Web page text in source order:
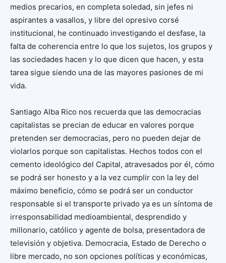
medios precarios, en completa soledad, sin jefes ni
aspirantes a vasallos, y libre del opresivo corsé
institucional, he continuado investigando el desfase, la
falta de coherencia entre lo que los sujetos, los grupos y
las sociedades hacen y lo que dicen que hacen, y esta
tarea sigue siendo una de las mayores pasiones de mi
vida.
Santiago Alba Rico nos recuerda que las democracias
capitalistas se precian de educar en valores porque
pretenden ser democracias, pero no pueden dejar de
violarlos porque son capitalistas. Hechos todos con el
cemento ideológico del Capital, atravesados por él, cómo
se podrá ser honesto y a la vez cumplir con la ley del
máximo beneficio, cómo se podrá ser un conductor
responsable si el transporte privado ya es un síntoma de
irresponsabilidad medioambiental, desprendido y
millonario, católico y agente de bolsa, presentadora de
televisión y objetiva. Democracia, Estado de Derecho o
libre mercado, no son opciones políticas y económicas,